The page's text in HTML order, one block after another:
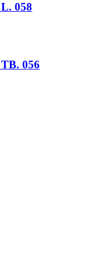
058
056